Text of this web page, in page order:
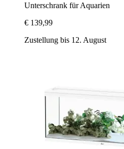
Unterschrank für Aquarien
€ 139,99
Zustellung bis 12. August